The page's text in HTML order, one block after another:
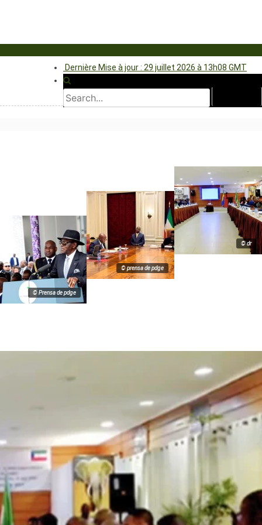
Dernière Mise à jour : 29 juillet 2026 à 13h08 GMT
© dr
© prensa de pdge
© Prensa de pdge